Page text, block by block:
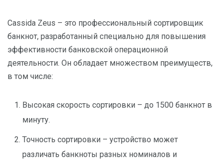
Cassida Zeus – это профессиональный сортировщик
банкнот, разработанный специально для повышения
эффективности банковской операционной
деятельности. Он обладает множеством преимуществ,
в том числе:
Высокая скорость сортировки – до 1500 банкнот в
минуту.
Точность сортировки – устройство может
различать банкноты разных номиналов и